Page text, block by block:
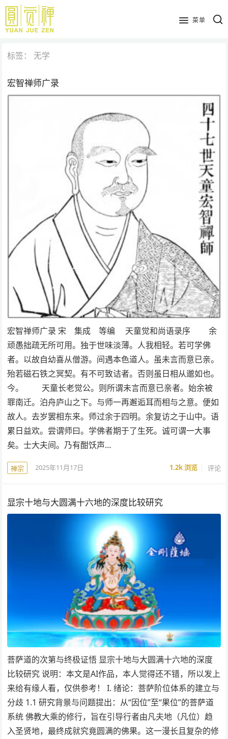
跳
主
内
菜单
标签： 无学
宏智禅师广录
宏智禅师广录 宋 集成 等编 天童觉和尚语录序 余
顽愚拙疏无所可用。独于世味淡薄。人我相轻。若可学佛
者。以故自幼喜从僧游。间遇本色道人。虽未言而意已亲。
殆若磁石铁之冥契。有不可致诘者。否则虽日相从邈如也。
今。 天童长老觉公。则所谓未言而意已亲者。始余被
罪南迁。泊舟庐山之下。与师一再邂逅耳而相与之意。便如
故人。去岁罢相东来。师过余于四明。余复访之于山中。语
累日益欢。尝谓师曰。学佛者期于了生死。诚可谓一大事
矣。士大夫间。乃有酣饫声…
禅宗 2025年11月17日 1.2k浏览 评论
显宗十地与大圆满十六地的深度比较研究
菩萨道的次第与终极证悟 显宗十地与大圆满十六地的深度
比较研究 说明：本文是AI作品，本人觉得还不错，所以发上
来给有缘人看，仅供参考！ I. 绪论：菩萨阶位体系的建立与
分歧 1.1 研究背景与问题提出：从“因位”至“果位”的菩萨道
系统 佛教大乘的修行，旨在引导行者由凡夫地（凡位）趋
入圣贤地，最终成就究竟圆满的佛果。这一漫长且复杂的修